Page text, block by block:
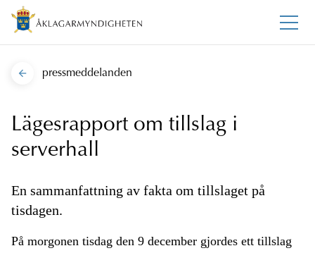
pressmeddelanden
Lägesrapport om tillslag i
serverhall
En sammanfattning av fakta om tillslaget på
tisdagen.
På morgonen tisdag den 9 december gjordes ett tillslag